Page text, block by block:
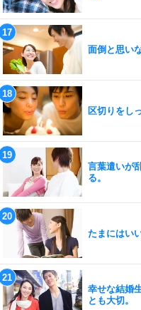
面倒と思い
区切りをし
言葉遣いが
る。
たまにはい
幸せな結婚
とも大切。